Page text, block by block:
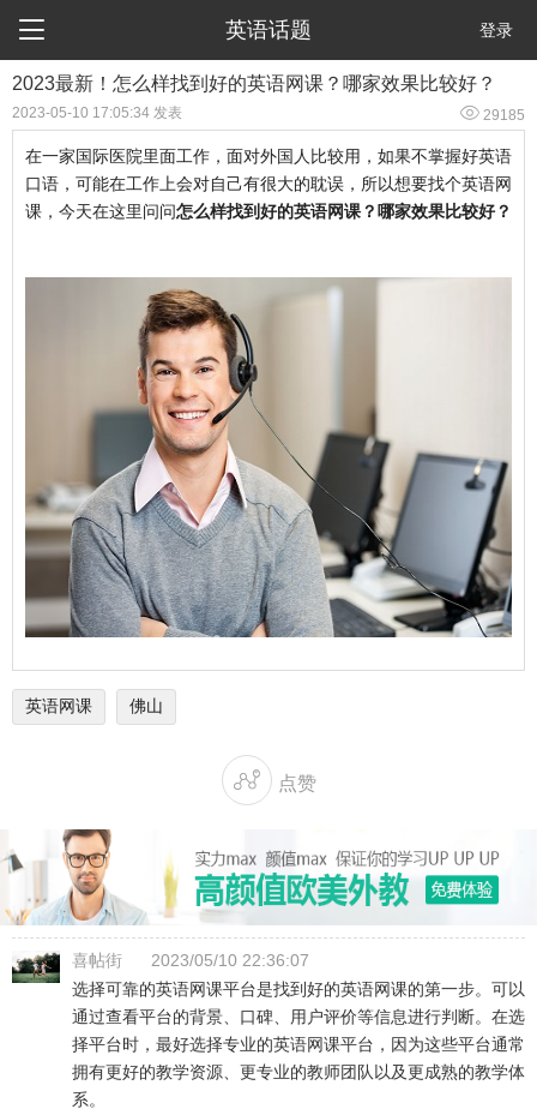
 英语话题 登录
2023最新！怎么样找到好的英语网课？哪家效果比较好？
2023-05-10 17:05:34 发表  29185
在一家国际医院里面工作，面对外国人比较用，如果不掌握好英语
口语，可能在工作上会对自己有很大的耽误，所以想要找个英语网
课，今天在这里问问怎么样找到好的英语网课？哪家效果比较好？
英语网课 佛山
 点赞
喜帖街
2023/05/10 22:36:07
选择可靠的英语网课平台是找到好的英语网课的第一步。可以
通过查看平台的背景、口碑、用户评价等信息进行判断。在选
择平台时，最好选择专业的英语网课平台，因为这些平台通常
拥有更好的教学资源、更专业的教师团队以及更成熟的教学体
系。